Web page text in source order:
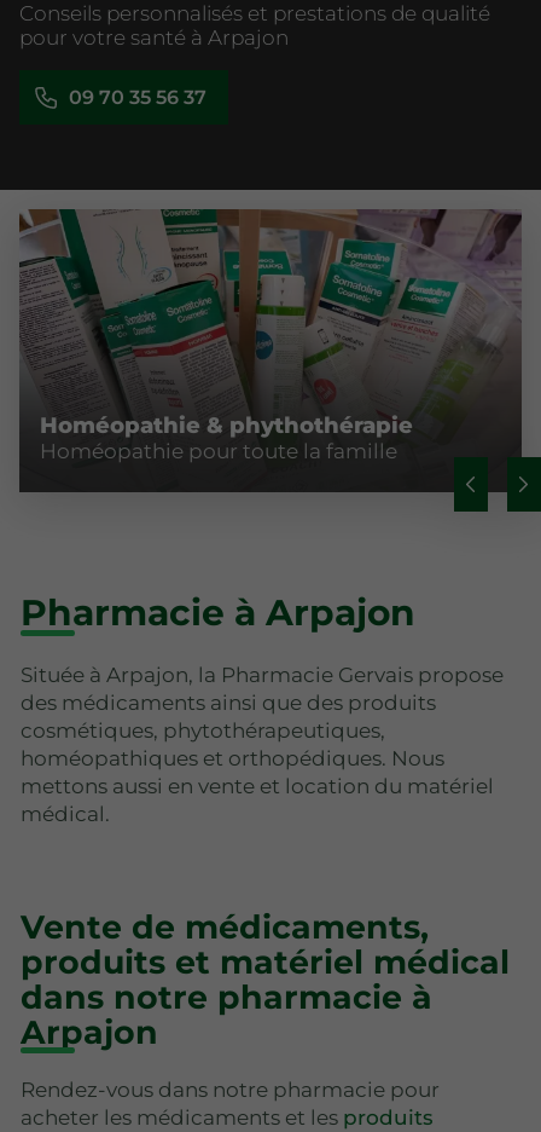
Conseils personnalisés et prestations de qualité
pour votre santé à Arpajon
09 70 35 56 37
Homéopathie & phythothérapie
Homéopathie pour toute la famille
Pharmacie à Arpajon
Située à Arpajon, la Pharmacie Gervais propose
des médicaments ainsi que des produits
cosmétiques, phytothérapeutiques,
homéopathiques et orthopédiques. Nous
mettons aussi en vente et location du matériel
médical.
Vente de médicaments,
produits et matériel médical
dans notre pharmacie à
Arpajon
Rendez-vous dans notre pharmacie pour
acheter les médicaments et les produits